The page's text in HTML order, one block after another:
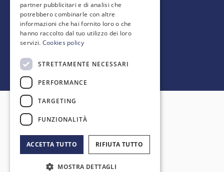
Gallery
Blog
FAQ
Backspace S.r.l. · Tutti i diritti riservati
Capitale Sociale 450.000€ I.V. | P.IVA/CF
03332801202 | REA BO-510942
Privacy Policy
partner pubblicitari e di analisi che
potrebbero combinarle con altre
informazioni che hai fornito loro o che
hanno raccolto dal tuo utilizzo dei loro
servizi. Cookies policy
STRETTAMENTE NECESSARI
PERFORMANCE
TARGETING
FUNZIONALITÀ
ACCETTA TUTTO RIFIUTA TUTTO
MOSTRA DETTAGLI